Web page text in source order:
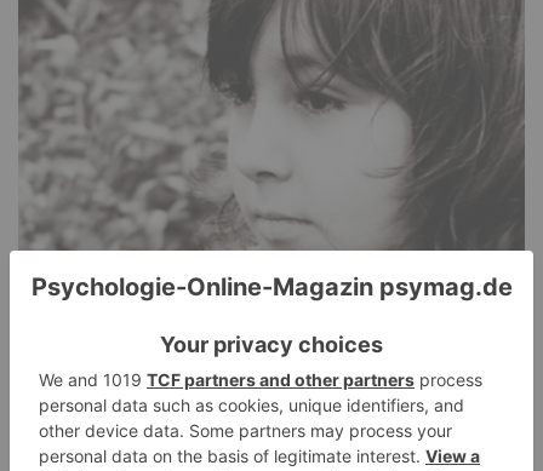
PDA Autismus: Merkmale und Umgang mit
PANDA-Kindern – Kinder mit starkem
Autonomiebedürfnis (1)
9. Juli 2026 0
NEUESTE KOMMENTARE